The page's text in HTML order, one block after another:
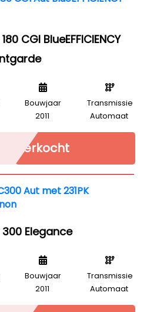
CGI BlueEFFICIENCY
Bouwjaar
2011
Transmissie
Automaat
Verkocht
Elegance
Bouwjaar
2011
Transmissie
Automaat